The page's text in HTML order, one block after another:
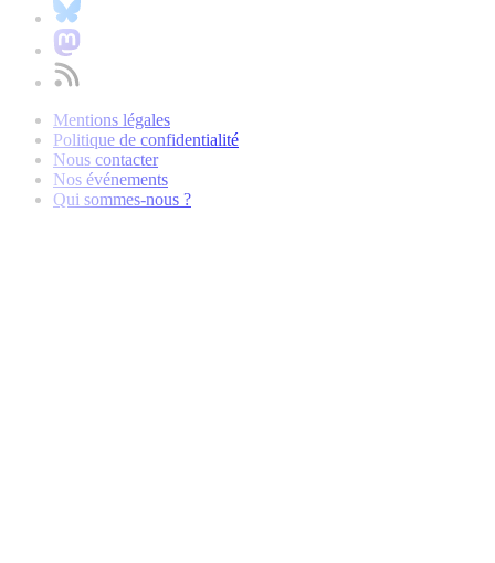
Mentions légales
Politique de confidentialité
Nous contacter
Nos événements
Qui sommes-nous ?